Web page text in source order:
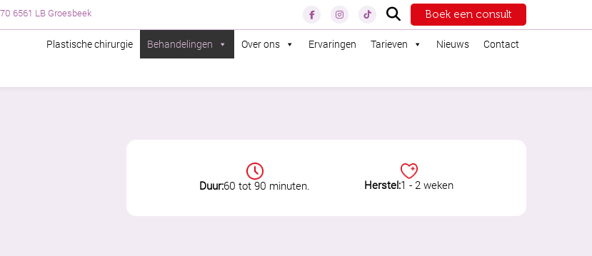
6561 LB Groesbeek Boek een consult
Plastische chirurgie Behandelingen Over ons Ervaringen Tarieven Nieuws Contact
Duur:60 tot 90 minuten. Herstel:1 - 2 weken